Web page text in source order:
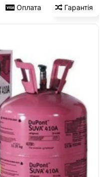
Оплата Гарантія